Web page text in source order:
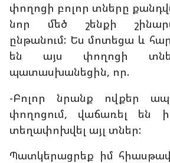
փողոցի բոլոր տները
նոր մեծ շենքի
ընթանում: Ես մոտեցա և
են այս փողոցի
պատասխանեցին, որ.
-Բոլոր նրանք ովքեր
փողոցում, վաճառել են
տեղափոխվել այլ տներ:
Պատկերացրեք իմ